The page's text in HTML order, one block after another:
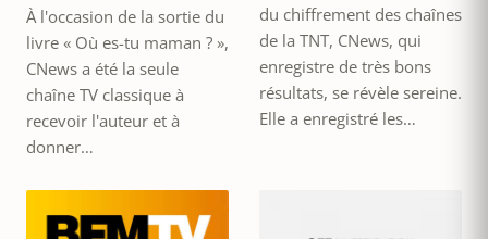
À l'occasion de la sortie du
livre « Où es-tu maman ? »,
CNews a été la seule
chaîne TV classique à
recevoir l'auteur et à
donner…
du chiffrement des chaînes
de la TNT, CNews, qui
enregistre de très bons
résultats, se révèle sereine.
Elle a enregistré les…